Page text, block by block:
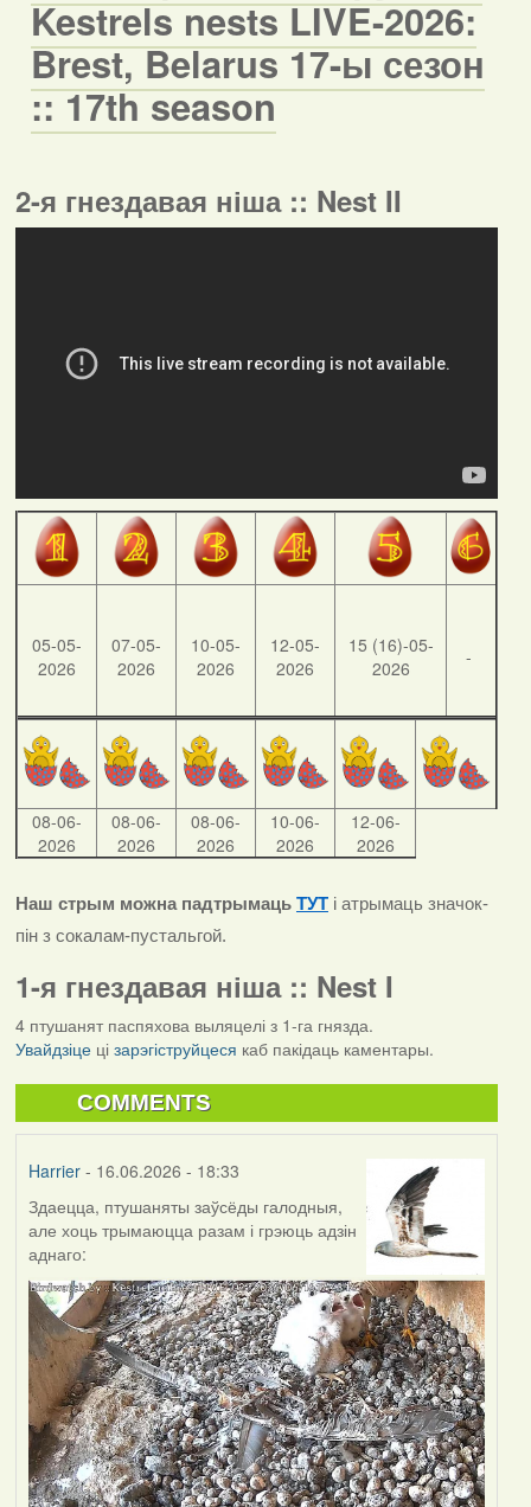
Kestrels nests LIVE-2026:
Brest, Belarus 17-ы сезон
:: 17th season
2-я гнездавая ніша :: Nest II
05-05-
2026
07-05-
2026
10-05-
2026
12-05-
2026
15 (16)-05-
2026
-
08-06-
2026
08-06-
2026
08-06-
2026
10-06-
2026
12-06-
2026
Наш стрым можна падтрымаць ТУТ і атрымаць значок-
пін з сокалам-пустальгой.
1-я гнездавая ніша :: Nest I
4 птушанят паспяхова выляцелі з 1-га гнязда.
Увайдзіцеці зарэгіструйцеся каб пакідаць каментары.
COMMENTS
Harrier- 16.06.2026 - 18:33
Здаецца, птушаняты заўсёды галодныя,
але хоць трымаюцца разам і грэюць адзін
аднаго: